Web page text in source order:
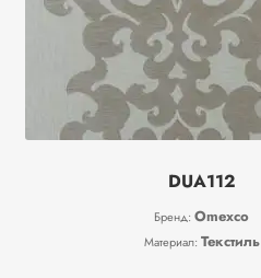
DUA112
Бренд:Omexco
Материал: Текстиль